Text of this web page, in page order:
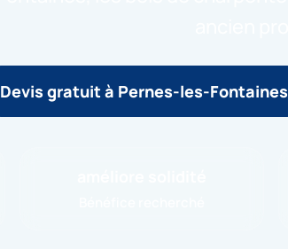
Devis gratuit à Pernes-les-Fontaines